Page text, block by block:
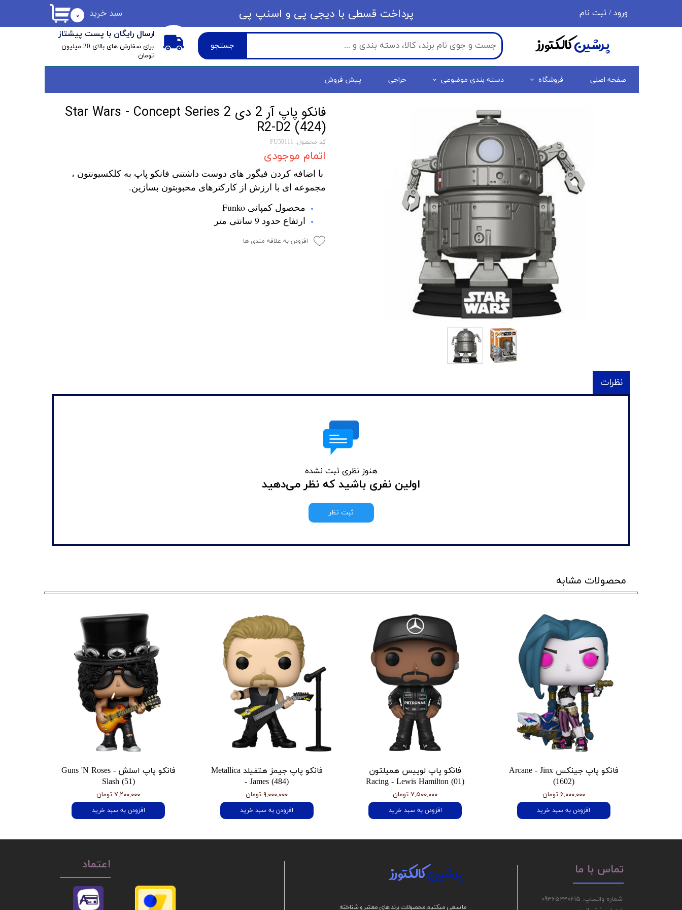
جستجو
ارسال رایگان با پست پیشتاز
​برای سفارش های بالای 20 میلیون
تومان
۰ سبد خرید ورود / ثبت نام
حساب کاربری من
تغییر گذر واژه
سفارشات
خروج از حساب کاربری
​​پرداخت قسطی با دیجی پی ​​​​​​​و اسنپ پی
صفحه اصلی فروشگاه دسته بندی موضوعی حراجی پیش فروش
پرشینکالکتورز
فانکو پاپ آر 2 دی 2 Star Wars - Concept Series
R2-D2 (424)
کد محصول: FU50111
اتمام موجودی
با اضافه کردن فیگور های دوست داشتنی فانکو پاپ به کلکسیونتون ،
مجموعه ای با ارزش از کارکترهای محبوبتون بسازین.
محصول کمپانی Funko
ارتفاع حدود 9 سانتی متر
افزودن به علاقه مندی ها
نظرات
هنوز نظری ثبت نشده
اولین نفری باشید که نظر می‌دهید
ثبت نظر
محصولات مشابه
فانکو پاپ جینکس Arcane - Jinx
(1602)
۶,۰۰۰,۰۰۰ تومان
افزودن به سبد خرید
فانکو پاپ لوییس همیلتون
Racing - Lewis Hamilton (01)
۷,۵۰۰,۰۰۰ تومان
افزودن به سبد خرید
فانکو پاپ جیمز هتفیلد Metallica
- James (484)
۹,۰۰۰,۰۰۰ تومان
افزودن به سبد خرید
فانکو پاپ اسلش Guns 'N Roses -
Slash (51)
۷,۲۰۰,۰۰۰ تومان
افزودن به سبد خرید
ما سعی میکنیم محصولات برند های معتبر و شناخته
پرشینکالکتورز
شماره واتساپ: 09365230615
تماس با ما اعتماد